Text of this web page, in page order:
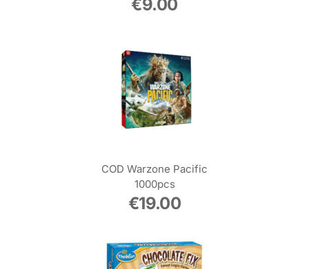
€9.00
COD Warzone Pacific
1000pcs
€19.00